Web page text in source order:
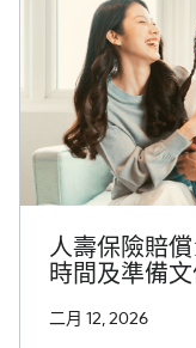
人壽保險賠
時間及準備
二月 12, 2026